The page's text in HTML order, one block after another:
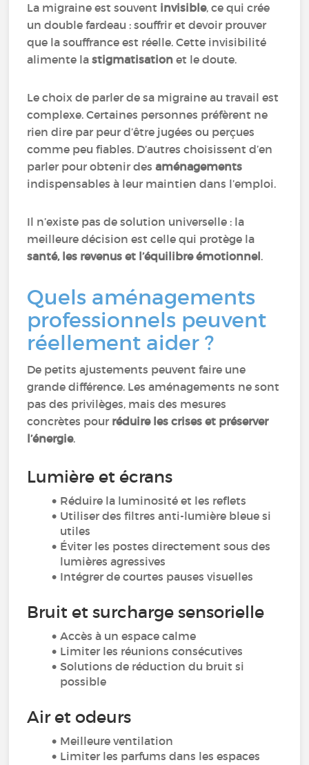
La migraine est souvent invisible, ce qui crée
un double fardeau : souffrir et devoir prouver
que la souffrance est réelle. Cette invisibilité
alimente lastigmatisation et le doute.
Le choix de parler de sa migraine au travail est
complexe. Certaines personnes préfèrent ne
rien dire par peur d’être jugées ou perçues
comme peu fiables. D’autres choisissent d’en
parler pour obtenir desaménagements
indispensables à leur maintien dans l’emploi.
Il n’existe pas de solution universelle : la
meilleure décision est celle qui protège la
santé, les revenus et l’équilibre émotionnel.
Quels aménagements
professionnels peuvent
réellement aider ?
De petits ajustements peuvent faire une
grande différence. Les aménagements ne sont
pas des privilèges, mais des mesures
concrètes pour réduire les crises et préserver
l’énergie.
Lumière et écrans
Réduire la luminosité et les reflets
Utiliser des filtres anti-lumière bleue si
utiles
Éviter les postes directement sous des
lumières agressives
Intégrer de courtes pauses visuelles
Bruit et surcharge sensorielle
Accès à un espace calme
Limiter les réunions consécutives
Solutions de réduction du bruit si
possible
Air et odeurs
Meilleure ventilation
Limiter les parfums dans les espaces